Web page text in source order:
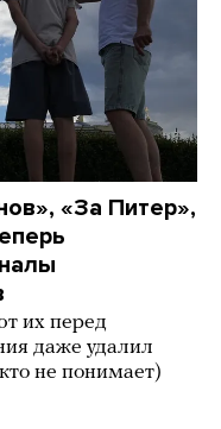
«За Питер»,
их перед
даже удалил
не понимает)